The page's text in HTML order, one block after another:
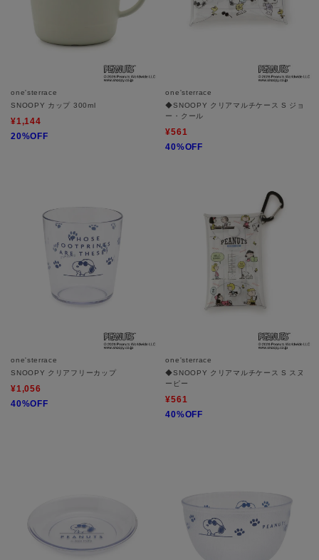
one'sterrace
SNOOPY カップ 300ml
¥1,144
20%OFF
one'sterrace
◆SNOOPY クリアマルチケース S ジョ
ー・クール
¥561
40%OFF
one'sterrace
SNOOPY クリアフリーカップ
¥1,056
40%OFF
one'sterrace
◆SNOOPY クリアマルチケース S スヌ
ーピー
¥561
40%OFF